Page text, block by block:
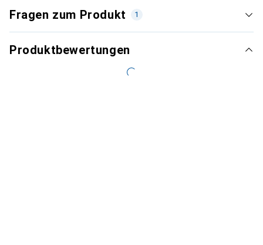
Fragen zum Produkt 1
Produktbewertungen